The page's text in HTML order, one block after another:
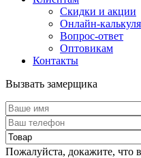
Скидки и акции
Онлайн-
Вопрос-ответ
Оптовикам
Контакты
Вызвать замерщика
Пожалуйста, докажите, что